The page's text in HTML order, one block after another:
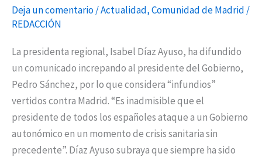
Deja un comentario/Actualidad,Comunidad de Madrid /
REDACCIÓN
La presidenta regional, Isabel Díaz Ayuso, ha difundido
un comunicado increpando al presidente del Gobierno,
Pedro Sánchez, por lo que considera “infundios”
vertidos contra Madrid. “Es inadmisible que el
presidente de todos los españoles ataque a un Gobierno
autonómico en un momento de crisis sanitaria sin
precedente”. Díaz Ayuso subraya que siempre ha sido